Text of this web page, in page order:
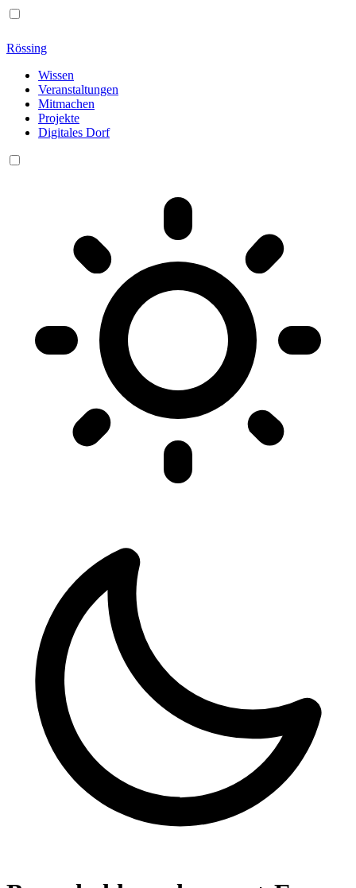
Rössing
Wissen
Veranstaltungen
Mitmachen
Projekte
Digitales Dorf